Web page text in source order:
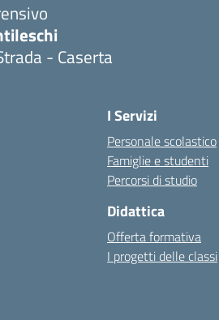
- Caserta
I Servizi
Personale scolastico
Famiglie e studenti
Percorsi di studio
Didattica
Offerta formativa
I progetti delle classi